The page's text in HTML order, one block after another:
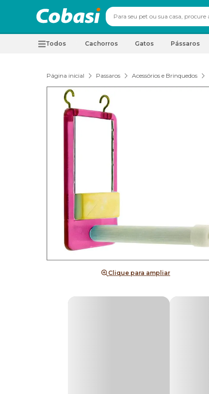
Todos Cachorros Gatos Pássaros
Página inicial Passaros Acessórios e Brinquedos
Clique para ampliar